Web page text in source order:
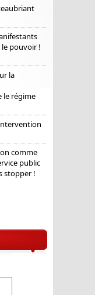
pouvoir !
la
le régime
comme
public
stopper !